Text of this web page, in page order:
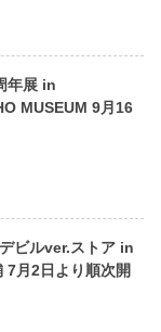
年展 in
MUSEUM 9月16
ビルver.ストア in
7月2日より順次開